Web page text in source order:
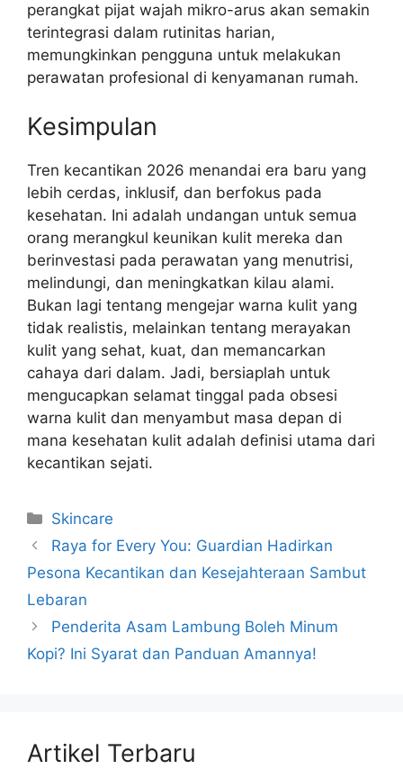
perangkat pijat wajah mikro-arus akan semakin
terintegrasi dalam rutinitas harian,
memungkinkan pengguna untuk melakukan
perawatan profesional di kenyamanan rumah.
Kesimpulan
Tren kecantikan 2026 menandai era baru yang
lebih cerdas, inklusif, dan berfokus pada
kesehatan. Ini adalah undangan untuk semua
orang merangkul keunikan kulit mereka dan
berinvestasi pada perawatan yang menutrisi,
melindungi, dan meningkatkan kilau alami.
Bukan lagi tentang mengejar warna kulit yang
tidak realistis, melainkan tentang merayakan
kulit yang sehat, kuat, dan memancarkan
cahaya dari dalam. Jadi, bersiaplah untuk
mengucapkan selamat tinggal pada obsesi
warna kulit dan menyambut masa depan di
mana kesehatan kulit adalah definisi utama dari
kecantikan sejati.
Kategori
Skincare
Raya for Every You: Guardian Hadirkan
Pesona Kecantikan dan Kesejahteraan Sambut
Lebaran
Penderita Asam Lambung Boleh Minum
Kopi? Ini Syarat dan Panduan Amannya!
Artikel Terbaru